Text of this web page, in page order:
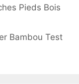
Pieds Bois
Bambou Test